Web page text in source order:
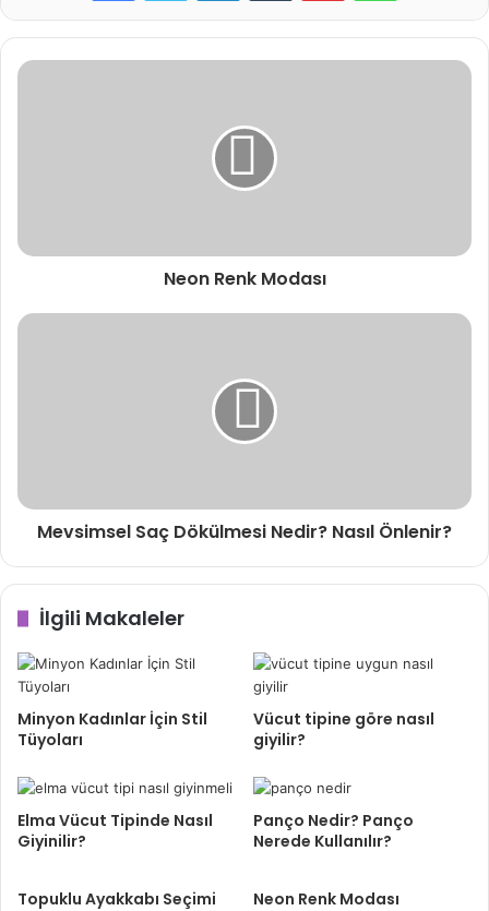
Neon Renk Modası
Mevsimsel Saç Dökülmesi Nedir? Nasıl Önlenir?
İlgili Makaleler
Minyon Kadınlar İçin Stil
Tüyoları
Vücut tipine göre nasıl
giyilir?
Elma Vücut Tipinde Nasıl
Giyinilir?
Panço Nedir? Panço
Nerede Kullanılır?
Topuklu Ayakkabı Seçimi Neon Renk Modası